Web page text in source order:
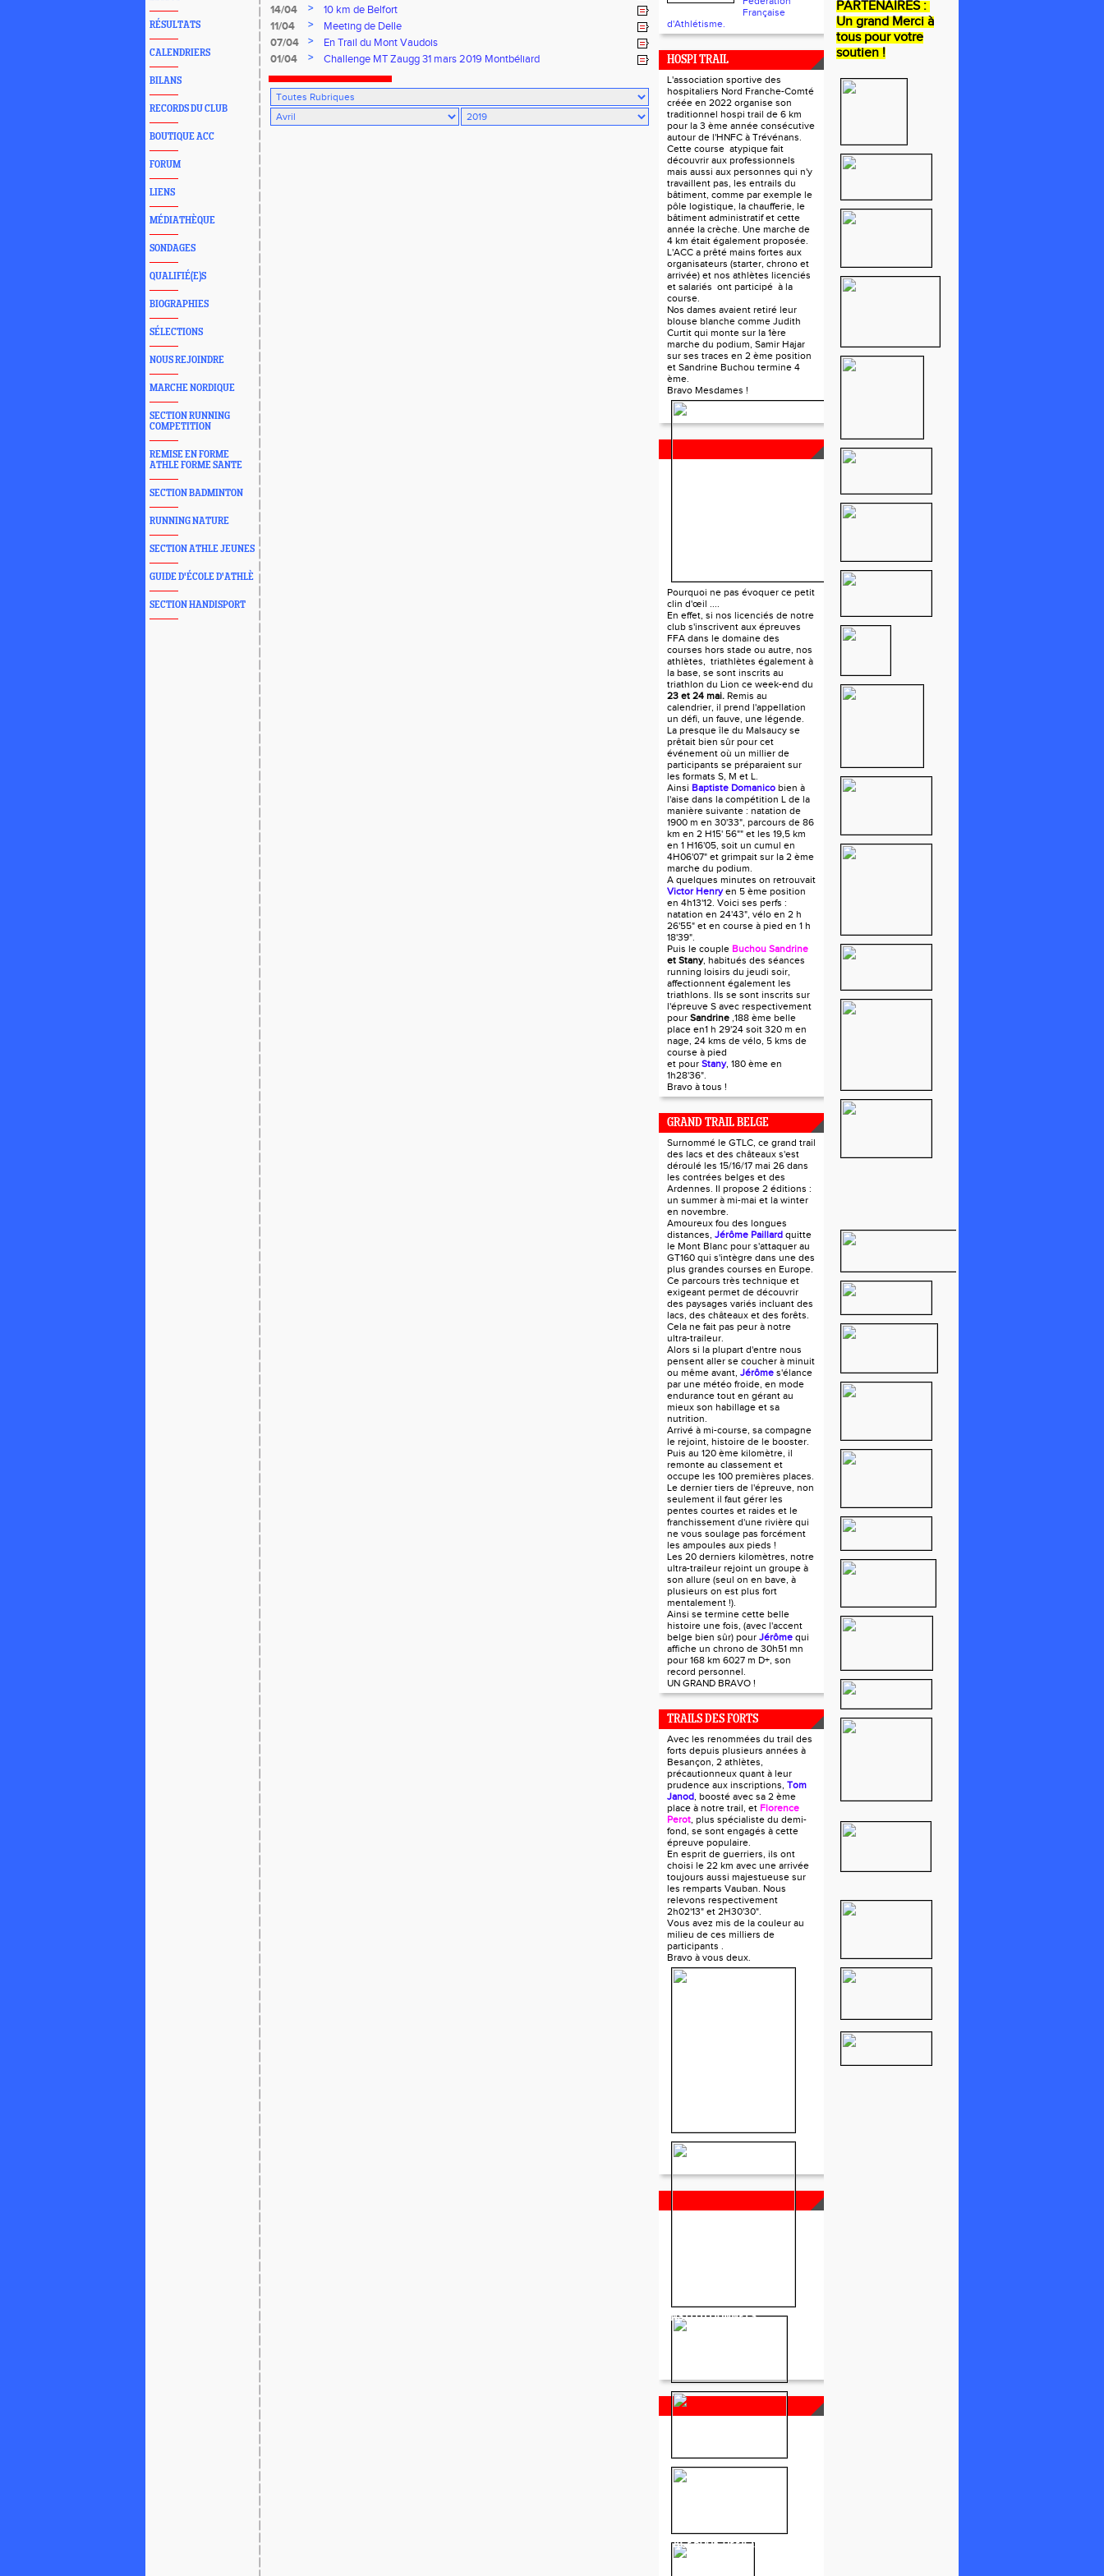
RÉSULTATS
CALENDRIERS
BILANS
RECORDS DU CLUB
BOUTIQUE ACC
FORUM
LIENS
MÉDIATHÈQUE
SONDAGES
QUALIFIÉ(E)S
BIOGRAPHIES
SÉLECTIONS
NOUS REJOINDRE
MARCHE NORDIQUE
SECTION RUNNING
COMPETITION
REMISE EN FORME
ATHLE FORME SANTE
SECTION BADMINTON
RUNNING NATURE
SECTION ATHLE JEUNES
GUIDE D'ÉCOLE D'ATHLÈ
SECTION HANDISPORT
14/04
>
10 km de Belfort
11/04
>
Meeting de Delle
07/04
>
En Trail du Mont Vaudois
01/04
> Challenge MT Zaugg 31 mars 2019 Montbéliard
Française
d'Athlétisme.
HOSPI TRAIL
L'association sportive des
hospitaliers Nord Franche-Comté
créée en 2022 organise son
traditionnel hospi trail de 6 km
pour la 3 ème année consécutive
autour de l'HNFC à Trévénans.
Cette course atypique fait
découvrir aux professionnels
mais aussi aux personnes qui n'y
travaillent pas, les entrails du
bâtiment, comme par exemple le
pôle logistique, la chaufferie, le
bâtiment administratif et cette
année la crèche. Une marche de
4 km était également proposée.
L'ACC a prêté mains fortes aux
organisateurs (starter, chrono et
arrivée) et nos athlètes licenciés
et salariés ont participé à la
course.
Nos dames avaient retiré leur
blouse blanche comme Judith
Curtit qui monte sur la 1ère
marche du podium, Samir Hajar
sur ses traces en 2 ème position
et Sandrine Buchou termine 4
ème.
Bravo Mesdames !
TRIATHLON DU LION
Pourquoi ne pas évoquer ce petit
clin d'œil ....
En effet, si nos licenciés de notre
club s'inscrivent aux épreuves
FFA dans le domaine des
courses hors stade ou autre, nos
athlètes, triathlètes également à
la base, se sont inscrits au
triathlon du Lion ce week-end du
23 et 24 mai. Remis au
calendrier, il prend l'appellation
un défi, un fauve, une légende.
La presque île du Malsaucy se
prêtait bien sûr pour cet
événement où un millier de
participants se préparaient sur
les formats S, M et L.
Ainsi Baptiste Domanico bien à
l'aise dans la compétition L de la
manière suivante : natation de
1900 m en 30'33", parcours de 86
km en 2 H15' 56"" et les 19,5 km
en 1 H16'05, soit un cumul en
4H06'07" et grimpait sur la 2 ème
marche du podium.
A quelques minutes on retrouvait
Victor Henryen 5 ème position
en 4h13'12. Voici ses perfs :
natation en 24'43", vélo en 2 h
26'55" et en course à pied en 1 h
18'39".
Puis le couple Buchou Sandrine
et Stany, habitués des séances
running loisirs du jeudi soir,
affectionnent également les
triathlons. Ils se sont inscrits sur
l'épreuve S avec respectivement
pour Sandrine ,188 ème belle
place en1 h 29'24 soit 320 m en
nage, 24 kms de vélo, 5 kms de
course à pied
et pour Stany, 180 ème en
1h28'36".
Bravo à tous !
GRAND TRAIL BELGE
Surnommé le GTLC, ce grand trail
des lacs et des châteaux s'est
déroulé les 15/16/17 mai 26 dans
les contrées belges et des
Ardennes. Il propose 2 éditions :
un summer à mi-mai et la winter
en novembre.
Amoureux fou des longues
distances, Jérôme Paillard quitte
le Mont Blanc pour s'attaquer au
GT160 qui s'intègre dans une des
plus grandes courses en Europe.
Ce parcours très technique et
exigeant permet de découvrir
des paysages variés incluant des
lacs, des châteaux et des forêts.
Cela ne fait pas peur à notre
ultra-traileur.
Alors si la plupart d'entre nous
pensent aller se coucher à minuit
ou même avant, Jérôme s'élance
par une météo froide, en mode
endurance tout en gérant au
mieux son habillage et sa
nutrition.
Arrivé à mi-course, sa compagne
le rejoint, histoire de le booster.
Puis au 120 ème kilomètre, il
remonte au classement et
occupe les 100 premières places.
Le dernier tiers de l'épreuve, non
seulement il faut gérer les
pentes courtes et raides et le
franchissement d'une rivière qui
ne vous soulage pas forcément
les ampoules aux pieds !
Les 20 derniers kilomètres, notre
ultra-traileur rejoint un groupe à
son allure (seul on en bave, à
plusieurs on est plus fort
mentalement !).
Ainsi se termine cette belle
histoire une fois, (avec l'accent
belge bien sûr) pour Jérôme qui
affiche un chrono de 30h51 mn
pour 168 km 6027 m D+, son
record personnel.
UN GRAND BRAVO !
TRAILS DES FORTS
Avec les renommées du trail des
forts depuis plusieurs années à
Besançon, 2 athlètes,
précautionneux quant à leur
prudence aux inscriptions, Tom
Janod, boosté avec sa 2 ème
place à notre trail, et Florence
Perot, plus spécialiste du demi-
fond, se sont engagés à cette
épreuve populaire.
En esprit de guerriers, ils ont
choisi le 22 km avec une arrivée
toujours aussi majestueuse sur
les remparts Vauban. Nous
relevons respectivement
2h02'13" et 2H30'30".
Vous avez mis de la couleur au
milieu de ces milliers de
participants .
Bravo à vous deux.
INSTITUTIONNELS
FACEBOOK OFFICIEL
PARTENAIRES :
Un grand Merci à
tous pour votre
soutien !